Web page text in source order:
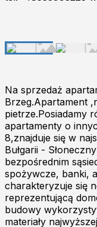
Na sprzedaż
Brzeg.Apartament
pietrze.Posiadamy
apartamenty o
8,znajduje się w
Bułgarii -
bezpośrednim
spożywcze, banki,
charakteryzuje się
reprezentującą
budowy
materiały